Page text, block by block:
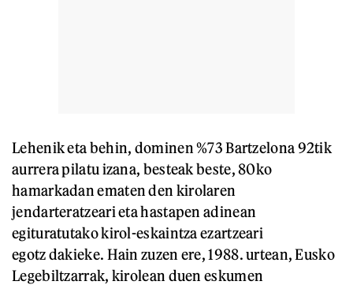
Lehenik eta behin, dominen %73 Bartzelona 92tik
aurrera pilatu izana, besteak beste, 80ko
hamarkadan ematen den kirolaren
jendarteratzeari eta hastapen adinean
egituratutako kirol-eskaintza ezartzeari
egotz dakieke. Hain zuzen ere, 1988. urtean, Eusko
Legebiltzarrak, kirolean duen eskumen